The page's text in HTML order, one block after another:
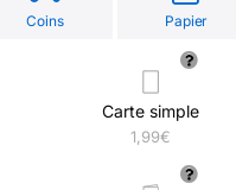
Coins Papier
Carte simple
1,99€